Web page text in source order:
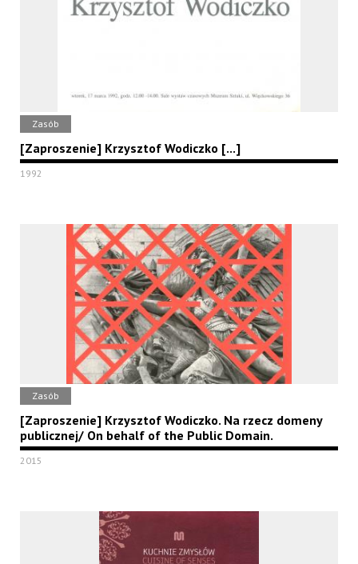
Zasób
[Zaproszenie] Krzysztof Wodiczko [...]
1992
Zasób
[Zaproszenie] Krzysztof Wodiczko. Na rzecz domeny
publicznej/ On behalf of the Public Domain.
2015